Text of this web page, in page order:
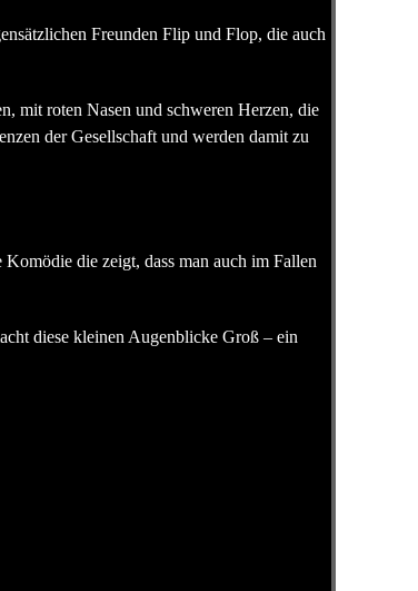
Freunden Flip und Flop, die auch
mit roten Nasen und schweren Herzen, die
der Gesellschaft und werden damit zu
die zeigt, dass man auch im Fallen
diese kleinen Augenblicke Groß – ein